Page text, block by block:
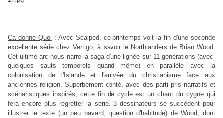
Ca donne Quoi : Avec Scalped, ce printemps voit la fin d'une seconde
excellente série chez Vertigo, à savoir le Northlanders de Brian Wood.
Cet ultime arc nous narre la saga d'une lignée sur 11 générations (avec
quelques sauts temporels quand même) en parallèle avec la
colonisation de l'Islande et l'arrivée du christianisme face aux
anciennes religion. Superbement conté, avec des parti pris narratifs et
scénaristiques inspirés, cette fin de cycle est un chant du cygne qui
fera encore plus regretter la série. 3 dessinateurs se succèdent pour
illustrer le texte (un peu bavard, question d'habitude) de Wood, dont